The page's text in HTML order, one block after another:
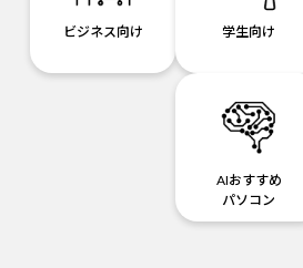
ビジネス向け 学生向け
AIおすすめ
パソコン